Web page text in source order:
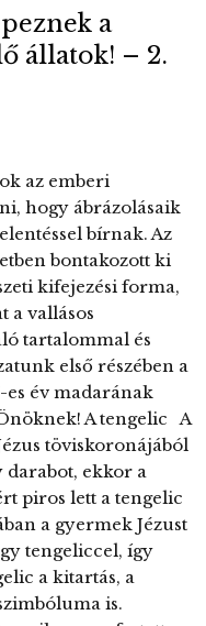
a
állatok! – 2.
az emberi
hogy ábrázolásaik
bírnak. Az
bontakozott ki
kifejezési forma,
a vallásos
tartalommal és
első részében a
év madarának
A tengelic A
töviskoronájából
ekkor a
piros lett a tengelic
a gyermek Jézust
tengeliccel, így
a kitartás, a
is.